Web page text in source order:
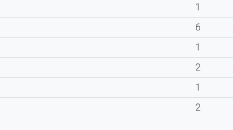
1
6
1
2
1
2